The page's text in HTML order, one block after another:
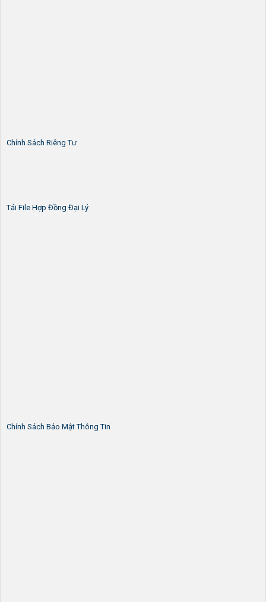
Chính Sách Riêng Tư
Tải File Hợp Đồng Đại Lý
Chính Sách Bảo Mật Thông Tin